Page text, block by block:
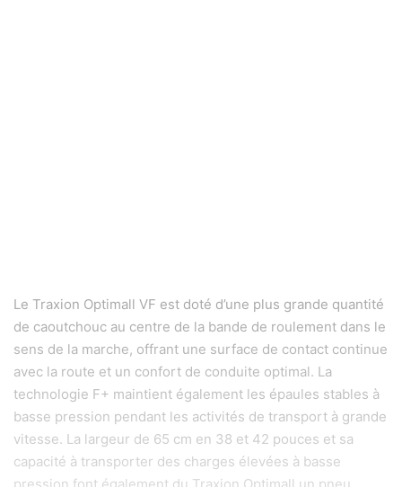
Le Traxion Optimall VF est doté d’une plus grande quantité
de caoutchouc au centre de la bande de roulement dans le
sens de la marche, offrant une surface de contact continue
avec la route et un confort de conduite optimal. La
technologie F+ maintient également les épaules stables à
basse pression pendant les activités de transport à grande
vitesse. La largeur de 65 cm en 38 et 42 pouces et sa
capacité à transporter des charges élevées à basse